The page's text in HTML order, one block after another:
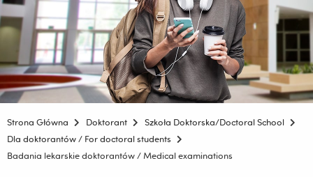
Strona Główna Doktorant
Szkoła Doktorska/Doctoral School
Dla doktorantów / For doctoral students
Badania lekarskie doktorantów / Medical examinations